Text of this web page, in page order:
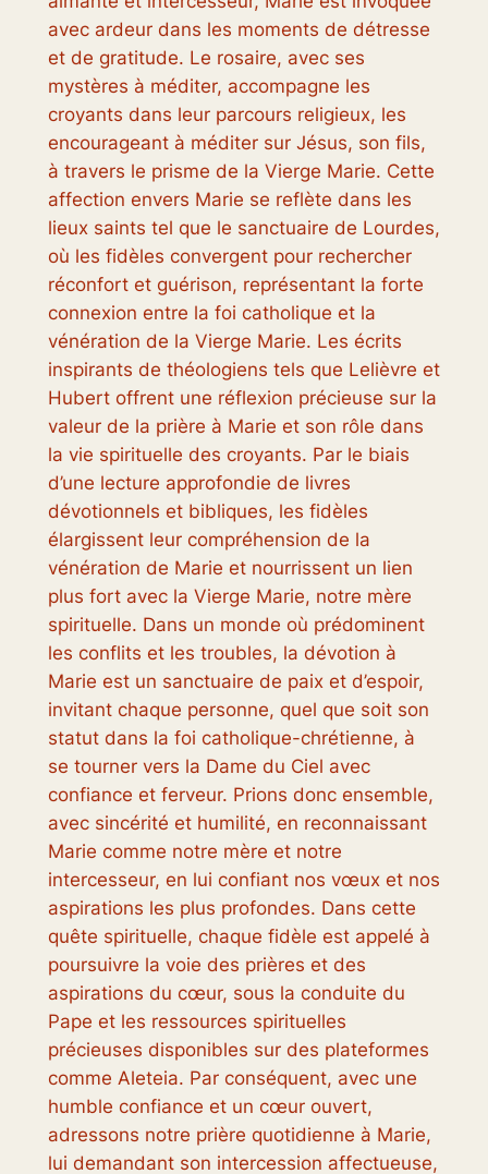
avec ardeur dans les moments de détresse
et de gratitude. Le rosaire, avec ses
mystères à méditer, accompagne les
croyants dans leur parcours religieux, les
encourageant à méditer sur Jésus, son fils,
à travers le prisme de la Vierge Marie. Cette
affection envers Marie se reflète dans les
lieux saints tel que le sanctuaire de Lourdes,
où les fidèles convergent pour rechercher
réconfort et guérison, représentant la forte
connexion entre la foi catholique et la
vénération de la Vierge Marie. Les écrits
inspirants de théologiens tels que Lelièvre et
Hubert offrent une réflexion précieuse sur la
valeur de la prière à Marie et son rôle dans
la vie spirituelle des croyants. Par le biais
d’une lecture approfondie de livres
dévotionnels et bibliques, les fidèles
élargissent leur compréhension de la
vénération de Marie et nourrissent un lien
plus fort avec la Vierge Marie, notre mère
spirituelle. Dans un monde où prédominent
les conflits et les troubles, la dévotion à
Marie est un sanctuaire de paix et d’espoir,
invitant chaque personne, quel que soit son
statut dans la foi catholique-chrétienne, à
se tourner vers la Dame du Ciel avec
confiance et ferveur. Prions donc ensemble,
avec sincérité et humilité, en reconnaissant
Marie comme notre mère et notre
intercesseur, en lui confiant nos vœux et nos
aspirations les plus profondes. Dans cette
quête spirituelle, chaque fidèle est appelé à
poursuivre la voie des prières et des
aspirations du cœur, sous la conduite du
Pape et les ressources spirituelles
précieuses disponibles sur des plateformes
comme Aleteia. Par conséquent, avec une
humble confiance et un cœur ouvert,
adressons notre prière quotidienne à Marie,
lui demandant son intercession affectueuse,